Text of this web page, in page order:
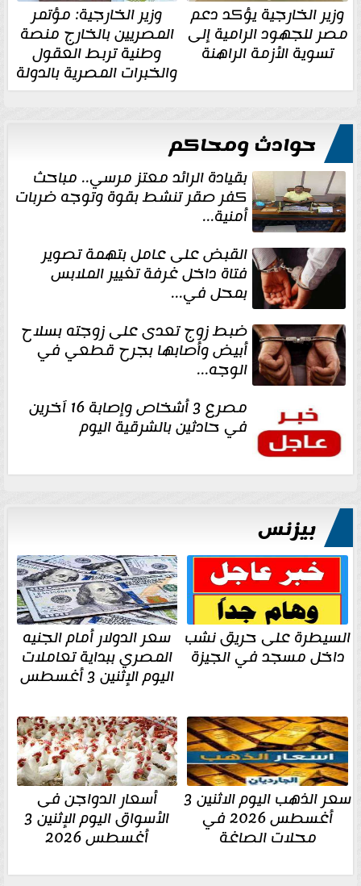
وزير الخارجية يؤكد دعم
مصر للجهود الرامية إلى
تسوية الأزمة الراهنة
وزير الخارجية: مؤتمر
المصريين بالخارج منصة
وطنية تربط العقول
والخبرات المصرية بالدولة
حوادث ومحاكم
بقيادة الرائد معتز مرسي.. مباحث
كفر صقر تنشط بقوة وتوجه ضربات
أمنية...
القبض على عامل بتهمة تصوير
فتاة داخل غرفة تغيير الملابس
بمحل في...
ضبط زوج تعدى على زوجته بسلاح
أبيض وأصابها بجرح قطعي في
الوجه...
مصرع 3 أشخاص وإصابة 16 آخرين
في حادثين بالشرقية اليوم
بيزنس
السيطرة على حريق نشب
داخل مسجد في الجيزة
سعر الدولار أمام الجنيه
المصري ببداية تعاملات
اليوم الإثنين 3 أغسطس
سعر الذهب اليوم الاثنين 3
أغسطس 2026 في
محلات الصاغة
أسعار الدواجن فى
الأسواق اليوم الإثنين 3
أغسطس 2026